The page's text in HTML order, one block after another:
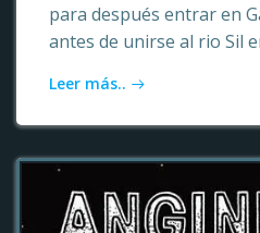
para después entrar en
antes de unirse al rio Sil
Leer más..